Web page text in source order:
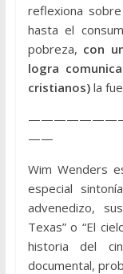
reflexiona
hasta el
pobreza, con
logra
cristianos)la
——
Wim Wenders
especial
advenedizo,
Texas” o “El
historia del
documental,